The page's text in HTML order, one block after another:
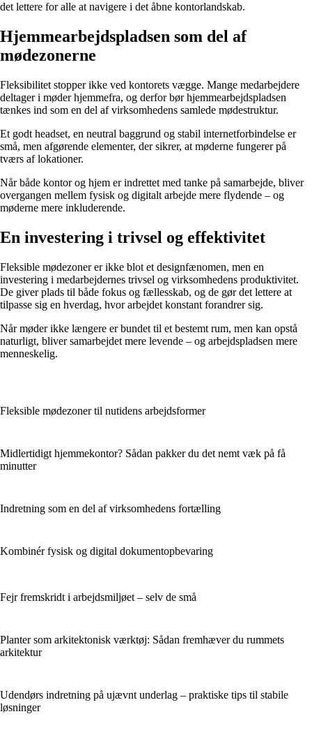
det lettere for alle at navigere i det åbne kontorlandskab.
Hjemmearbejdspladsen som del af
mødezonerne
Fleksibilitet stopper ikke ved kontorets vægge. Mange medarbejdere
deltager i møder hjemmefra, og derfor bør hjemmearbejdspladsen
tænkes ind som en del af virksomhedens samlede mødestruktur.
Et godt headset, en neutral baggrund og stabil internetforbindelse er
små, men afgørende elementer, der sikrer, at møderne fungerer på
tværs af lokationer.
Når både kontor og hjem er indrettet med tanke på samarbejde, bliver
overgangen mellem fysisk og digitalt arbejde mere flydende – og
møderne mere inkluderende.
En investering i trivsel og effektivitet
Fleksible mødezoner er ikke blot et designfænomen, men en
investering i medarbejdernes trivsel og virksomhedens produktivitet.
De giver plads til både fokus og fællesskab, og de gør det lettere at
tilpasse sig en hverdag, hvor arbejdet konstant forandrer sig.
Når møder ikke længere er bundet til et bestemt rum, men kan opstå
naturligt, bliver samarbejdet mere levende – og arbejdspladsen mere
menneskelig.
Fleksible mødezoner til nutidens arbejdsformer
Midlertidigt hjemmekontor? Sådan pakker du det nemt væk på få
minutter
Indretning som en del af virksomhedens fortælling
Kombinér fysisk og digital dokumentopbevaring
Fejr fremskridt i arbejdsmiljøet – selv de små
Planter som arkitektonisk værktøj: Sådan fremhæver du rummets
arkitektur
Udendørs indretning på ujævnt underlag – praktiske tips til stabile
løsninger